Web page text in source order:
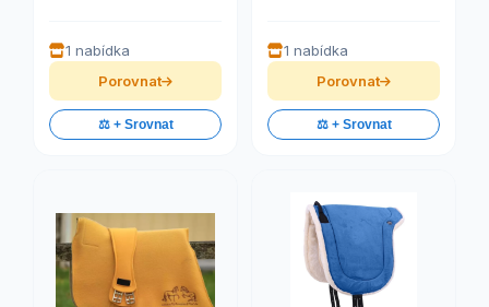
1 nabídka
Porovnat
⚖️ + Srovnat
1 nabídka
Porovnat
⚖️ + Srovnat